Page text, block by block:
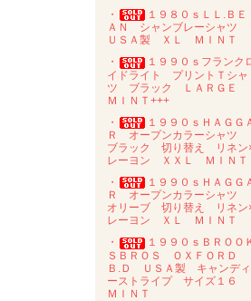
・
１９８０ｓＬＬ.ＢＥ
ＡＮ シャンブレーシャツ
ＵＳＡ製 ＸＬ ＭＩＮＴ
・
１９９０ｓフランク
イドライト プリントＴシャ
ツ ブラック ＬＡＲＧＥ
ＭＩＮＴ+++
・
１９９０ｓＨＡＧＧ
Ｒ オープンカラーシャツ
ブラック 切り替え リネン
レーヨン ＸＸＬ ＭＩＮＴ
・
１９９０ｓＨＡＧＧ
Ｒ オープンカラーシャツ
オリーブ 切り替え リネン
レーヨン ＸＬ ＭＩＮＴ
・
１９９０ｓＢＲＯＯ
ＳＢＲＯＳ ＯＸＦＯＲＤ
Ｂ.Ｄ ＵＳＡ製 キャンディ
ーストライプ サイズ１６
ＭＩＮＴ